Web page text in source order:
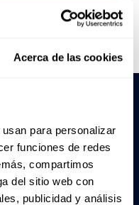
Acerca de las cookies
para personalizar
funciones de redes
compartimos
del sitio web con
publicidad y análisis
Perplexity
focused.